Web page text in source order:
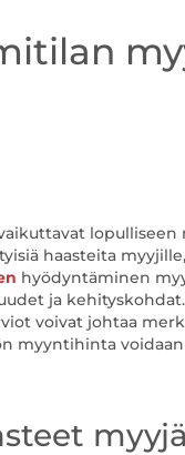
haasteita
hyödyntäminen
ja
voivat johtaa